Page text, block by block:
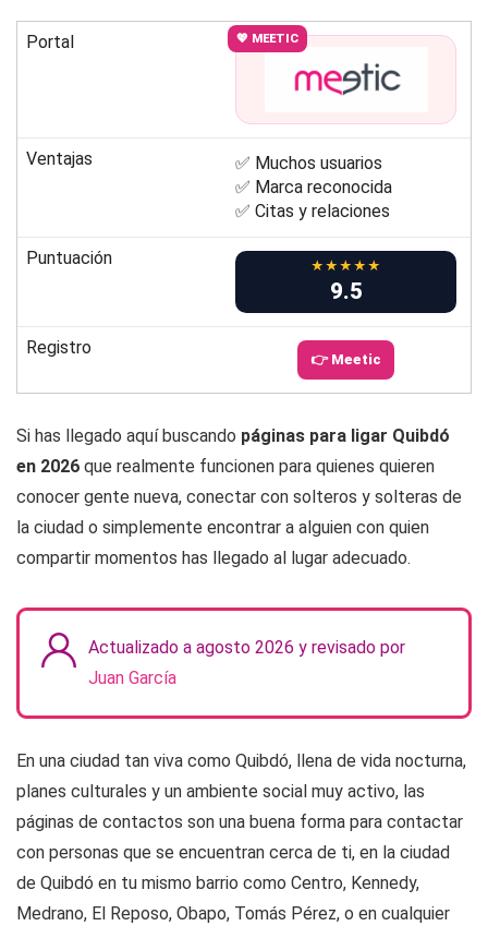
Portal 💖 MEETIC
Ventajas
✅ Muchos usuarios
✅ Marca reconocida
✅ Citas y relaciones
Puntuación ★★★★★
9.5
Registro
👉 Meetic
Si has llegado aquí buscando páginas para ligar Quibdó
en 2026 que realmente funcionen para quienes quieren
conocer gente nueva, conectar con solteros y solteras de
la ciudad o simplemente encontrar a alguien con quien
compartir momentos has llegado al lugar adecuado.
Actualizado a agosto 2026 y revisado por
Juan García
En una ciudad tan viva como Quibdó, llena de vida nocturna,
planes culturales y un ambiente social muy activo, las
páginas de contactos son una buena forma para contactar
con personas que se encuentran cerca de ti, en la ciudad
de Quibdó en tu mismo barrio como Centro, Kennedy,
Medrano, El Reposo, Obapo, Tomás Pérez, o en cualquier